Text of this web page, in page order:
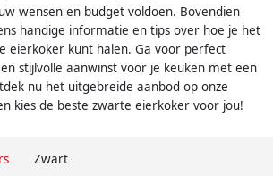
Zwart
wensen en budget voldoen. Bovendien
handige informatie en tips over hoe je het
eierkoker kunt halen. Ga voor perfect
stijlvolle aanwinst voor je keuken met een
nu het uitgebreide aanbod op onze
kies de beste zwarte eierkoker voor jou!